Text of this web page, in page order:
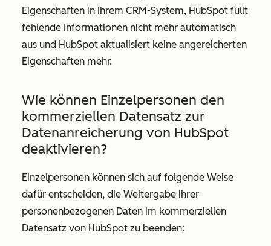
Eigenschaften in Ihrem CRM-System, HubSpot füllt
fehlende Informationen nicht mehr automatisch
aus und HubSpot aktualisiert keine angereicherten
Eigenschaften mehr.
Wie können Einzelpersonen den
kommerziellen Datensatz zur
Datenanreicherung von HubSpot
deaktivieren?
Einzelpersonen können sich auf folgende Weise
dafür entscheiden, die Weitergabe ihrer
personenbezogenen Daten im kommerziellen
Datensatz von HubSpot zu beenden: